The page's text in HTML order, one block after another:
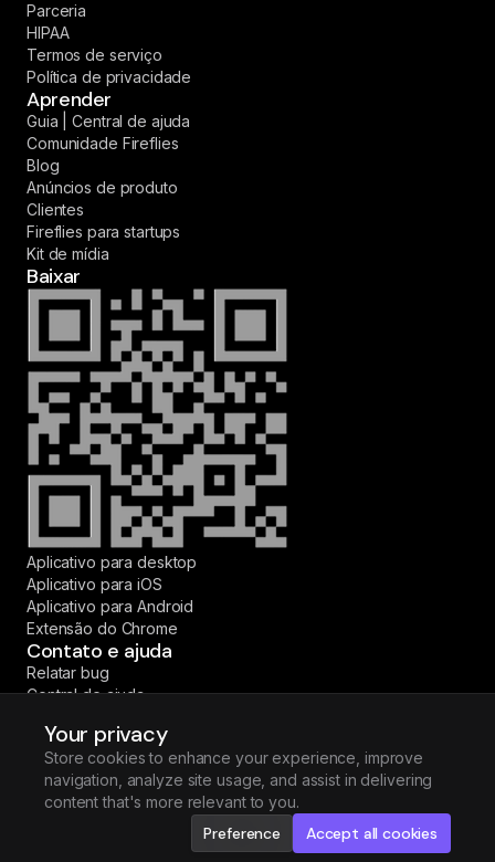
Your privacy
Store cookies to enhance your experience, improve
navigation, analyze site usage, and assist in delivering
content that's more relevant to you.
Preference Accept all cookies
Parceria
HIPAA
Termos de serviço
Política de privacidade
Aprender
Guia | Central de ajuda
Comunidade Fireflies
Blog
Anúncios de produto
Clientes
Fireflies para startups
Kit de mídia
Baixar
Aplicativo para desktop
Aplicativo para iOS
Aplicativo para Android
Extensão do Chrome
Contato e ajuda
Relatar bug
Central de ajuda
© 2026 Fireflies.ai Corp. Todos os direitos reservados.
English · Español · Deutsch · Français · Português (BR)